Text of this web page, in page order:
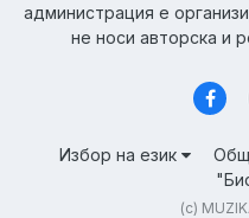
администрация е
не носи авторска и
Избор на език
(c)